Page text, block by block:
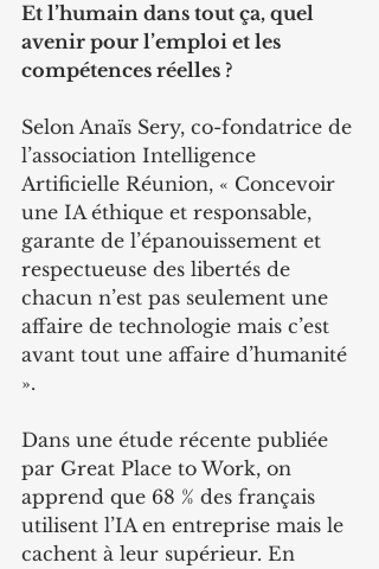
Et l’humain dans tout ça, quel
avenir pour l’emploi et les
compétences réelles ?
Selon Anaïs Sery, co-fondatrice de
l’association Intelligence
Artificielle Réunion, « Concevoir
une IA éthique et responsable,
garante de l’épanouissement et
respectueuse des libertés de
chacun n’est pas seulement une
affaire de technologie mais c’est
avant tout une affaire d’humanité
».
Dans une étude récente publiée
par Great Place to Work, on
apprend que 68 % des français
utilisent l’IA en entreprise mais le
cachent à leur supérieur. En